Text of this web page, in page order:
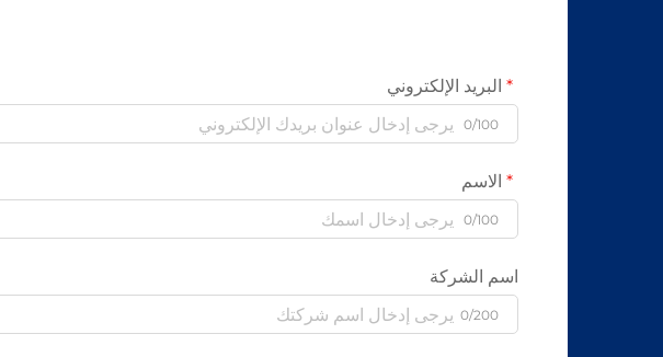
البريد الإلكتروني
0/100
الاسم
0/100
اسم الشركة
0/200